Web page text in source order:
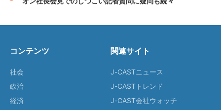
コンテンツ
社会
政治
経済
関連サイト
J-CASTニュース
J-CASTトレンド
J-CAST会社ウォッチ